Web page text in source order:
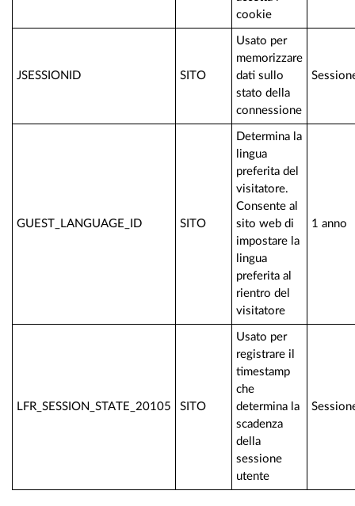
cookie
JSESSIONID SITO
Usato per
memorizzare
dati sullo
stato della
connessione
GUEST_LANGUAGE_ID SITO
Determina la
lingua
preferita del
visitatore.
Consente al
sito web di
impostare la
lingua
preferita al
rientro del
visitatore
1 anno
LFR_SESSION_STATE_20105 SITO
Usato per
registrare il
timestamp
che
determina la
scadenza
della
sessione
utente